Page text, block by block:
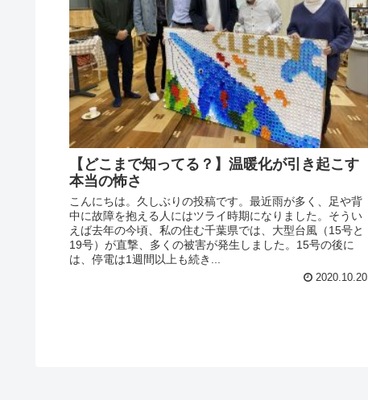
【どこまで知ってる？】温暖化が引き起こす
本当の怖さ
こんにちは。久しぶりの投稿です。最近雨が多く、足や背
中に故障を抱える人にはツライ時期になりました。そうい
えば去年の今頃、私の住む千葉県では、大型台風（15号と
19号）が直撃、多くの被害が発生しました。15号の後に
は、停電は1週間以上も続き...
2020.10.20